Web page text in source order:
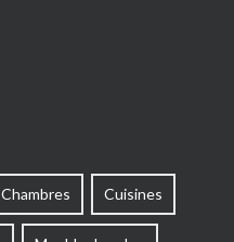
Chambres Cuisines